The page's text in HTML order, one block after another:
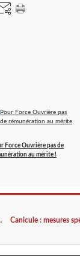
Force Ouvrière pas de
au mérite !
FO écrit au Préfet